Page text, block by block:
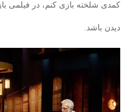
دیدن باشد.